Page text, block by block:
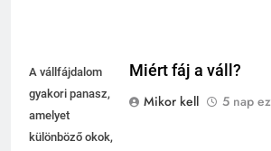
A vállfájdalom
gyakori panasz,
amelyet
különböző okok,
Miért fáj a váll?
Mikor kell
5 nap